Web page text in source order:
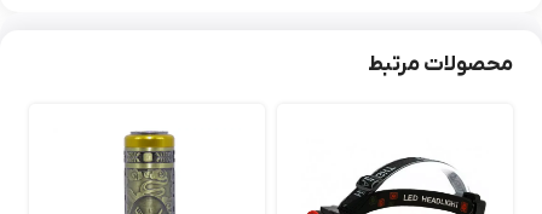
محصولات مرتبط